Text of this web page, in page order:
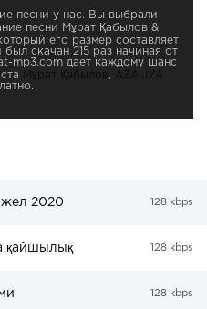
песни у нас. Вы выбрали
песни Мұрат Қабылов &
его размер составляет
скачан 215 раз начиная от
mp3.com дает каждому шанс
Мұрат Қабылов
жел 2020 128 kbps
қайшылық 128 kbps
128 kbps